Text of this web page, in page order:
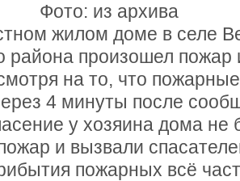
Фото: из архива
жилом доме в селе
района произошел пожар
на то, что
4 минуты после
у хозяина дома
и вызвали
пожарных всё